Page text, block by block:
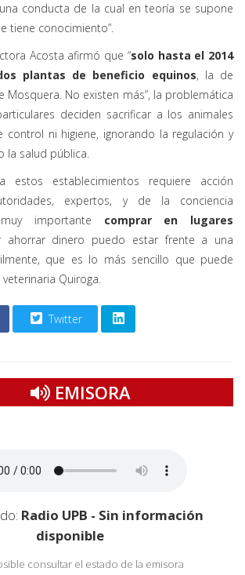
conducta de la cual en teoría se supone
tiene conocimiento”.
Acosta afirmó que “solo hasta el 2014
plantas de beneficio equinos, la de
Mosquera. No existen más”, la problemática
deciden sacrificar a los animales
control ni higiene, ignorando la regulación y
la salud pública.
estos establecimientos requiere acción
expertos, y de la conciencia
importante comprar en lugares
ahorrar dinero puedo estar frente a una
que es lo más sencillo que puede
Quiroga.
Twitter
EMISORA
Radio UPB - Sin información
disponible
consultar el estado de la emisora